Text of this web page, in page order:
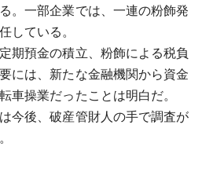
。一部企業では、一連の粉飾発
している。
期預金の積立、粉飾による税負
には、新たな金融機関から資金
車操業だったことは明白だ。
今後、破産管財人の手で調査が